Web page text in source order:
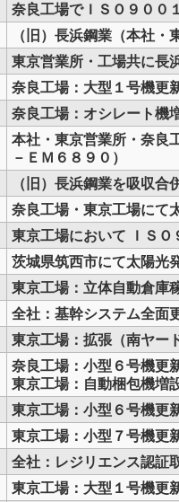
奈良工場でＩＳＯ９００
（旧）長浜鋼業（本社
東京営業所・工場共に長
奈良工場：大型１号機
奈良工場：オシレート
本社・東京営業所・奈良
－ＥＭ６８９０）
（旧）長浜鋼業を吸収
奈良工場・東京工場にて
東京工場において ＩＳ
茨城県筑西市にて太陽光
東京工場：立体自動倉庫
全社：基幹システム全面
東京工場：拡張（南ヤー
奈良工場：小型６号機更
東京工場：自動梱包機増
東京工場：小型６号機更
東京工場：小型７号機更
全社：レジリエンス認証
東京工場：大型１号機